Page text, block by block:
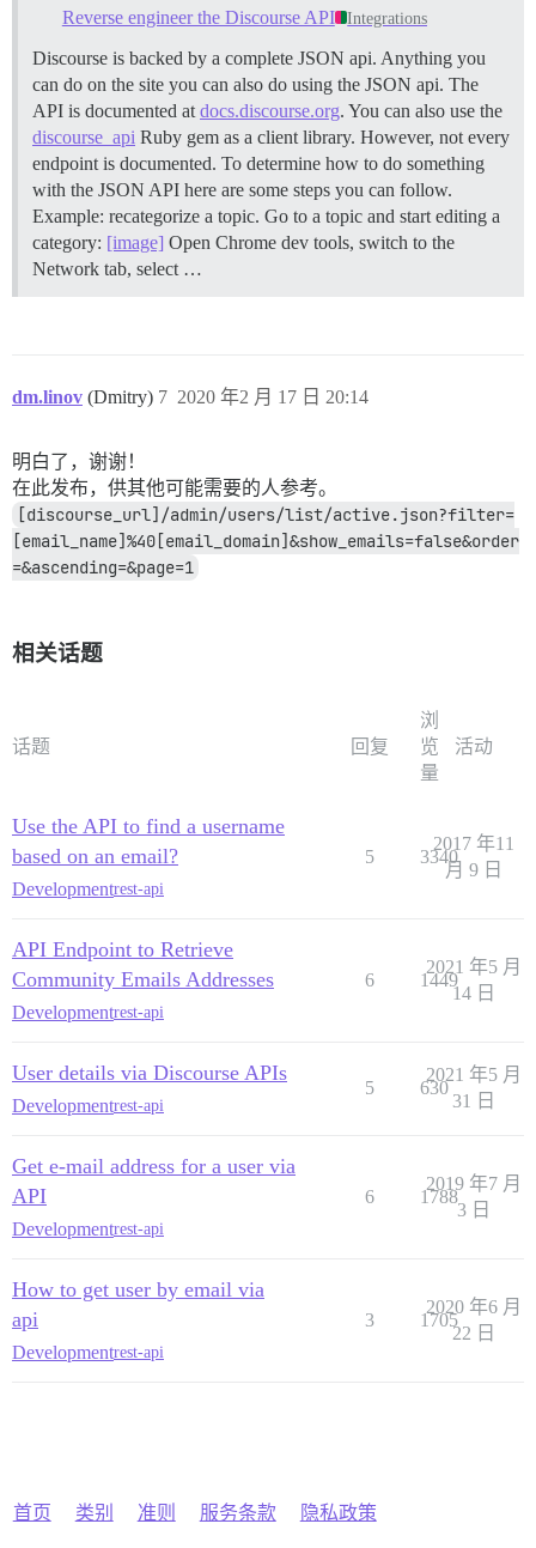
Reverse engineer the Discourse API Integrations
Discourse is backed by a complete JSON api. Anything you
can do on the site you can also do using the JSON api. The
API is documented at docs.discourse.org. You can also use the
discourse_api Ruby gem as a client library. However, not every
endpoint is documented. To determine how to do something
with the JSON API here are some steps you can follow.
Example: recategorize a topic. Go to a topic and start editing a
category: [image] Open Chrome dev tools, switch to the
Network tab, select …
dm.linov (Dmitry) 2020 年2 月 17 日 20:14
7
明白了，谢谢！
在此发布，供其他可能需要的人参考。
[discourse_url]/admin/users/list/active.json?filter=
[email_name]%40[email_domain]&show_emails=false&order
=&ascending=&page=1
相关话题
话题 回复
浏
览
量
活动
Use the API to find a username
based on an email?
Developmentrest-api
5 3340
2017 年11
月 9 日
API Endpoint to Retrieve
Community Emails Addresses
Developmentrest-api
6 1449
2021 年5 月
14 日
User details via Discourse APIs
Developmentrest-api
5 630
2021 年5 月
31 日
Get e-mail address for a user via
API
Developmentrest-api
6 1788
2019 年7 月
3 日
How to get user by email via
api
Developmentrest-api
3 1705
2020 年6 月
22 日
首页 类别 准则 服务条款 隐私政策